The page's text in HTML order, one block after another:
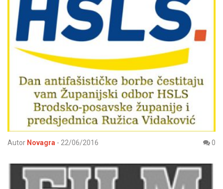
Autor Novagra - 22/06/2016 0